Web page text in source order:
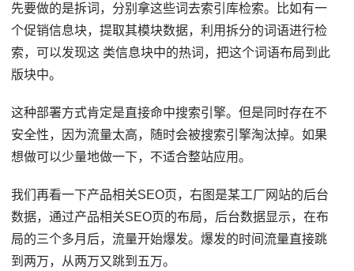
先要做的是拆词，分别拿这些词去索引库检索。比如有一
个促销信息块，提取其模块数据，利用拆分的词语进行检
索，可以发现这 类信息块中的热词，把这个词语布局到此
版块中。
这种部署方式肯定是直接命中搜索引擎。但是同时存在不
安全性，因为流量太高，随时会被搜索引擎淘汰掉。如果
想做可以少量地做一下，不适合整站应用。
我们再看一下产品相关SEO页，右图是某工厂网站的后台
数据，通过产品相关SEO页的布局，后台数据显示，在布
局的三个多月后，流量开始爆发。爆发的时间流量直接跳
到两万，从两万又跳到五万。